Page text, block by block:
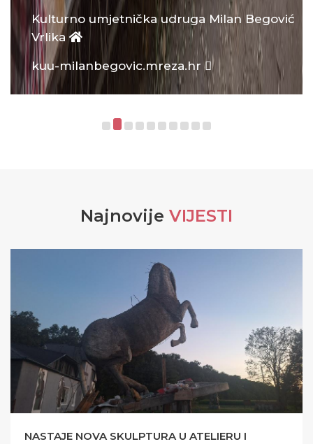
Kulturno umjetnička udruga Milan Begović
Vrlika
kuu-milanbegovic.mreza.hr
Najnovije VIJESTI
NASTAJE NOVA SKULPTURA U ATELIERU I